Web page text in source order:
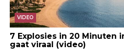
VIDEO
7 Explosies in 20 Minuten
gaat viraal (video)